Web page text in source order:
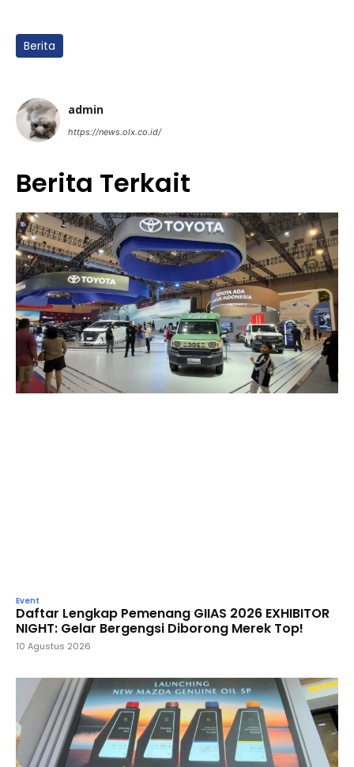
Berita
admin
https://news.olx.co.id/
Berita Terkait
Event
Daftar Lengkap Pemenang GIIAS 2026 EXHIBITOR
NIGHT: Gelar Bergengsi Diborong Merek Top!
10 Agustus 2026